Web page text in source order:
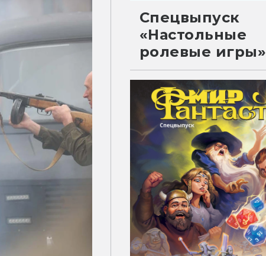
Спецвыпуск
«Настольные
ролевые игры»